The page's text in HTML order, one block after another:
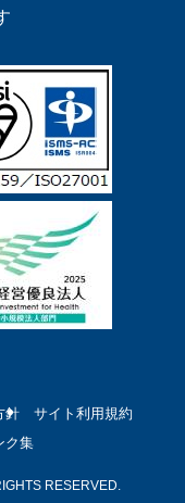
針
サイト利用規約
ク集
RESERVED.